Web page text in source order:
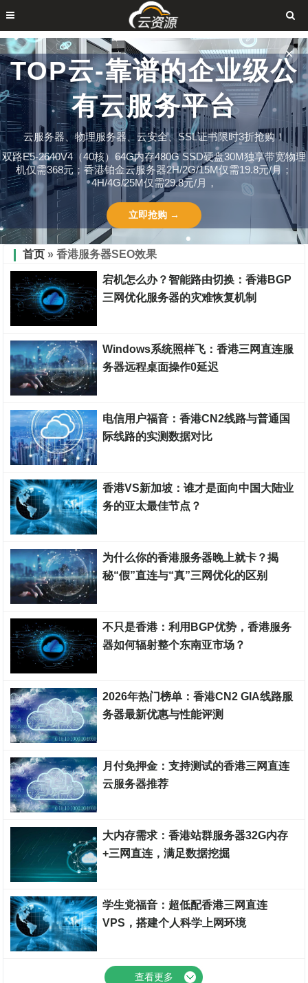
TOP云-靠谱的企业级公
有云服务平台
云服务器、物理服务器、云安全、SSL证书限时3折抢购！
双路E5-2640V4（40核）64G内存480G SSD硬盘30M独享带宽物理
机仅需368元；香港铂金云服务器2H/2G/15M仅需19.8元/月；
4H/4G/25M仅需29.8元/月，
立即抢购 →
✕
首页 » 香港服务器SEO效果
宕机怎么办？智能路由切换：香港BGP
三网优化服务器的灾难恢复机制
Windows系统照样飞：香港三网直连服
务器远程桌面操作0延迟
电信用户福音：香港CN2线路与普通国
际线路的实测数据对比
香港VS新加坡：谁才是面向中国大陆业
务的亚太最佳节点？
为什么你的香港服务器晚上就卡？揭
秘“假”直连与“真”三网优化的区别
不只是香港：利用BGP优势，香港服务
器如何辐射整个东南亚市场？
2026年热门榜单：香港CN2 GIA线路服
务器最新优惠与性能评测
月付免押金：支持测试的香港三网直连
云服务器推荐
大内存需求：香港站群服务器32G内存
+三网直连，满足数据挖掘
学生党福音：超低配香港三网直连
VPS，搭建个人科学上网环境
查看更多